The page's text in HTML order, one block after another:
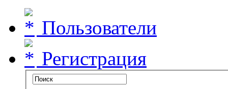
Пользователи
Регистрация